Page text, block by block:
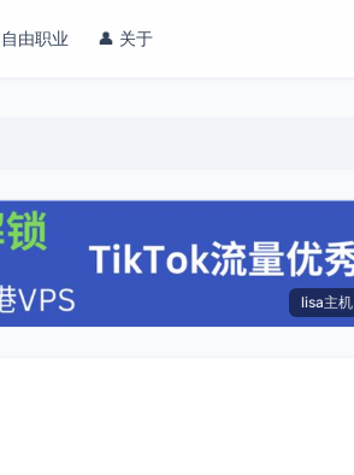
由职业 👤 关于
lisa主机